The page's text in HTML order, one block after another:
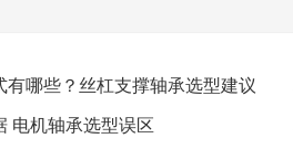
哪些？丝杠支撑轴承选型建议
电机轴承选型误区